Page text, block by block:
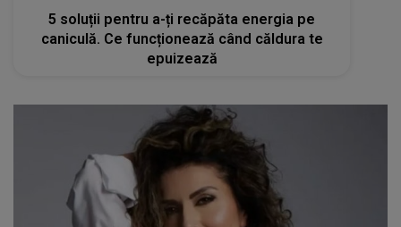
5 soluții pentru a-ți recăpăta energia pe
caniculă. Ce funcționează când căldura te
epuizează